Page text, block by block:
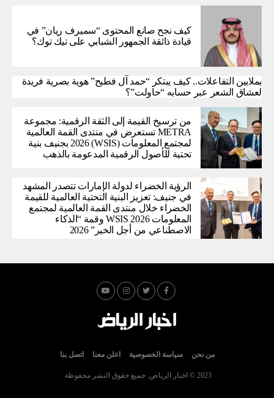
كيف نجح صانع المحتوى “سميرف ريان” في
قيادة ذائقة الجمهور الشبابي على تيك توك؟
بملايين التفاعلات.. كيف يبتكر “حمد آل فطيح” هوية بصرية فريدة
لعشاق الشعر عبر حسابه “حاولت”؟
من ترسيخ القيمة إلى الثقة الرقمية: مجموعة
METRA تستعرض في منتدى القمة العالمية
لمجتمع المعلومات (WSIS) 2026 بجنيف بنية
تحتية للأصول الرقمية المدعومة بالذهب
الرؤية الخضراء لدولة الإمارات تتصدر المشهد
في جنيف: تعزيز البنية التحتية العالمية للقيمة
الخضراء خلال منتدى القمة العالمية لمجتمع
المعلومات WSIS 2026 وقمة “الذكاء
الاصطناعي من أجل الخير” 2026
من نحن سياسة الخصوصية اعلن معنا اتصل بنا
2023 © اخبار الرياض. جميع حقوق النشر محفوظة.